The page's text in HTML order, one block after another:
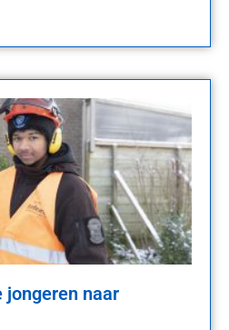
jongeren naar